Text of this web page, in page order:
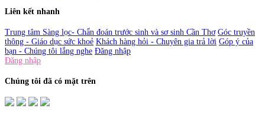
Liên kết nhanh
Trung tâm Sàng lọc- Chẩn đoán trước sinh và sơ sinh Cần Thơ Góc truyền
thông - Giáo dục sức khoẻ Khách hàng hỏi - Chuyên gia trả lời Góp ý của
bạn - Chúng tôi lắng nghe Đăng nhập
Đăng nhập
Chúng tôi đã có mặt trên